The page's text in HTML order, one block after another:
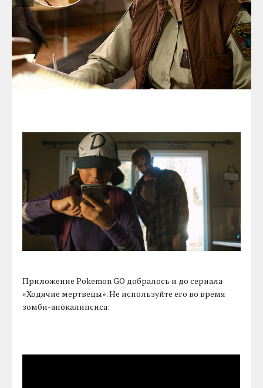
Приложение Pokemon GO добралось и до сериала
«Ходячие мертвецы». Не используйте его во время
зомби-апокалипсиса: